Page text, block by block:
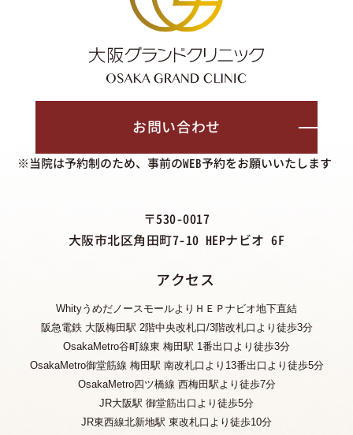
お問い合わせ
※当院は予約制のため、事前のWEB予約をお願いいたします
〒530-0017
大阪市北区角田町7-10 HEPナビオ 6F
アクセス
WhityうめだノースモールよりＨＥＰナビオ地下直結
阪急電鉄 大阪梅田駅 2階中央改札口/3階改札口より徒歩3分
OsakaMetro谷町線東 梅田駅 1番出口より徒歩3分
OsakaMetro御堂筋線 梅田駅 南改札口より13番出口より徒歩5分
OsakaMetro四ツ橋線 西梅田駅より徒歩7分
JR大阪駅 御堂筋出口より徒歩5分
JR東西線北新地駅 東改札口より徒歩10分